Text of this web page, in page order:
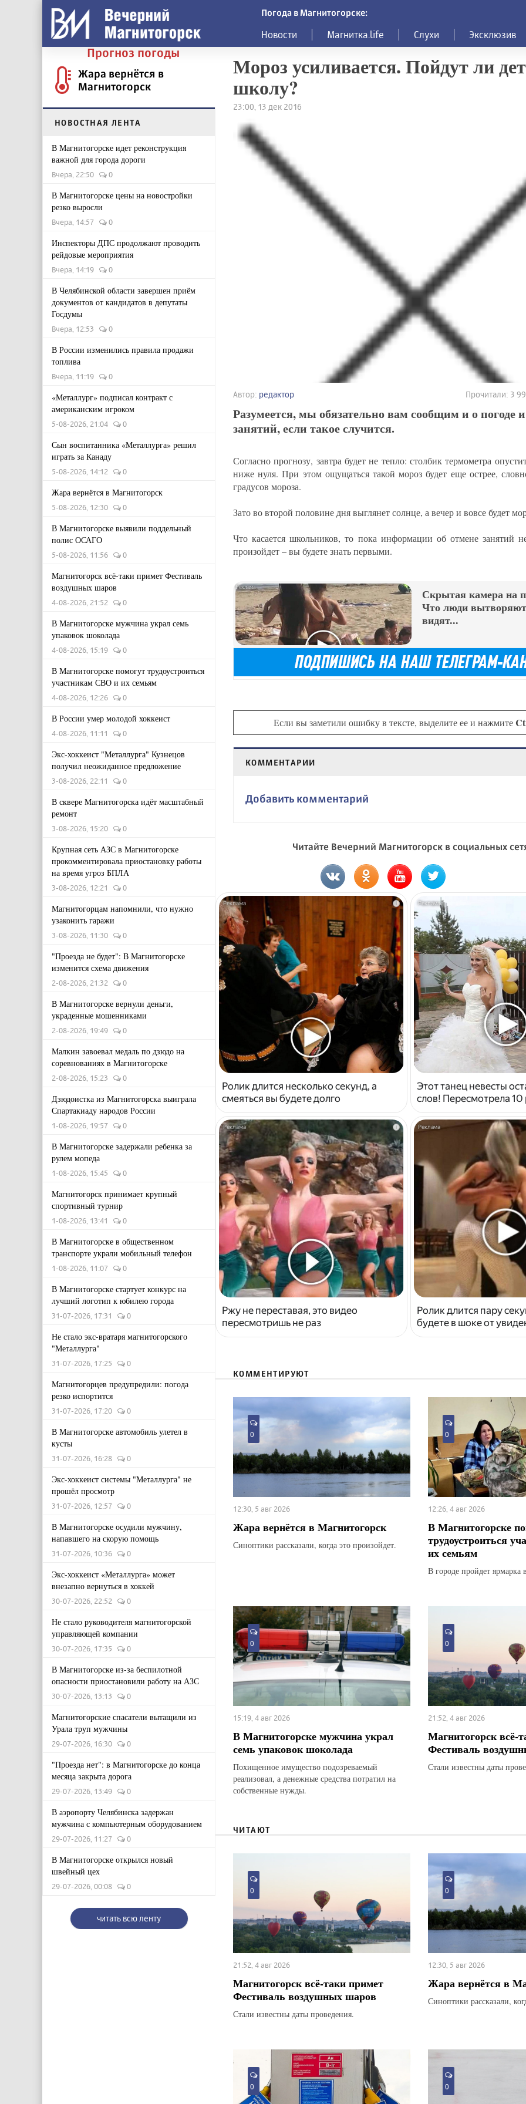
Погода в Магнитогорске:
Новости Магнитка.life Слухи Эксклюзив
Прогноз погоды
Жара вернётся в
Магнитогорск
НОВОСТНАЯ ЛЕНТА
В Магнитогорске идет реконструкция
важной для города дороги
Вчера, 22:50 0
В Магнитогорске цены на новостройки
резко выросли
Вчера, 14:57 0
Инспекторы ДПС продолжают проводить
рейдовые мероприятия
Вчера, 14:19 0
В Челябинской области завершен приём
документов от кандидатов в депутаты
Госдумы
Вчера, 12:53 0
В России изменились правила продажи
топлива
Вчера, 11:19 0
«Металлург» подписал контракт с
американским игроком
5-08-2026, 21:04 0
Сын воспитанника «Металлурга» решил
играть за Канаду
5-08-2026, 14:12 0
Жара вернётся в Магнитогорск
5-08-2026, 12:30 0
В Магнитогорске выявили поддельный
полис ОСАГО
5-08-2026, 11:56 0
Магнитогорск всё-таки примет Фестиваль
воздушных шаров
4-08-2026, 21:52 0
В Магнитогорске мужчина украл семь
упаковок шоколада
4-08-2026, 15:19 0
В Магнитогорске помогут трудоустроиться
участникам СВО и их семьям
4-08-2026, 12:26 0
В России умер молодой хоккеист
4-08-2026, 11:11 0
Экс-хоккеист "Металлурга" Кузнецов
получил неожиданное предложение
3-08-2026, 22:11 0
В сквере Магнитогорска идёт масштабный
ремонт
3-08-2026, 15:20 0
Крупная сеть АЗС в Магнитогорске
прокомментировала приостановку работы
на время угроз БПЛА
3-08-2026, 12:21 0
Магнитогорцам напомнили, что нужно
узаконить гаражи
3-08-2026, 11:30 0
"Проезда не будет": В Магнитогорске
изменится схема движения
2-08-2026, 21:32 0
В Магнитогорске вернули деньги,
украденные мошенниками
2-08-2026, 19:49 0
Малкин завоевал медаль по дзюдо на
соревнованиях в Магнитогорске
2-08-2026, 15:23 0
Дзюдоистка из Магнитогорска выиграла
Спартакиаду народов России
1-08-2026, 19:57 0
В Магнитогорске задержали ребенка за
рулем мопеда
1-08-2026, 15:45 0
Магнитогорск принимает крупный
спортивный турнир
1-08-2026, 13:41 0
В Магнитогорске в общественном
транспорте украли мобильный телефон
1-08-2026, 11:07 0
В Магнитогорске стартует конкурс на
лучший логотип к юбилею города
31-07-2026, 17:31 0
Не стало экс-вратаря магнитогорского
"Металлурга"
31-07-2026, 17:25 0
Магнитогорцев предупредили: погода
резко испортится
31-07-2026, 17:20 0
В Магнитогорске автомобиль улетел в
кусты
31-07-2026, 16:28 0
Экс-хоккеист системы "Металлурга" не
прошёл просмотр
31-07-2026, 12:57 0
В Магнитогорске осудили мужчину,
напавшего на скорую помощь
31-07-2026, 10:36 0
Экс-хоккеист «Металлурга» может
внезапно вернуться в хоккей
30-07-2026, 22:52 0
Не стало руководителя магнитогорской
управляющей компании
30-07-2026, 17:35 0
В Магнитогорске из-за беспилотной
опасности приостановили работу на АЗС
30-07-2026, 13:13 0
Магнитогорские спасатели вытащили из
Урала труп мужчины
29-07-2026, 16:30 0
"Проезда нет": в Магнитогорске до конца
месяца закрыта дорога
29-07-2026, 13:49 0
В аэропорту Челябинска задержан
мужчина с компьютерным оборудованием
29-07-2026, 11:27 0
В Магнитогорске открылся новый
швейный цех
29-07-2026, 00:08 0
читать всю ленту
Мороз усиливается. Пойдут ли
школу?
23:00, 13 дек 2016
Автор: редактор Прочитали: 3
Разумеется, мы обязательно вам сообщим и о погоде
занятий, если такое случится.
Согласно прогнозу, завтра будет не тепло: столбик термометра
ниже нуля. При этом ощущаться такой мороз будет еще острее,
градусов мороза.
Зато во второй половине дня выглянет солнце, а вечер и вовсе будет
Что касается школьников, то пока информации об отмене занятий
произойдет – вы будете знать первыми.
Скрытая камера на
Что люди
видят...
Если вы заметили ошибку в тексте, выделите ее и нажмите
КОММЕНТАРИИ
Добавить комментарий
Читайте Вечерний Магнитогорск в социальных
i
Ролик длится несколько секунд, а
смеяться вы будете долго
Этот танец невесты
слов! Пересмотрела 10
i
Ржу не переставая, это видео
пересмотришь не раз
Ролик длится пару
будете в шоке от
КОММЕНТИРУЮТ
0
12:30, 5 авг 2026
Жара вернётся в Магнитогорск
Синоптики рассказали, когда это произойдет.
0
12:26, 4 авг 2026
В Магнитогорске
трудоустроиться
их семьям
В городе пройдет ярмарка
0
15:19, 4 авг 2026
В Магнитогорске мужчина украл
семь упаковок шоколада
Похищенное имущество подозреваемый
реализовал, а денежные средства потратил на
собственные нужды.
0
21:52, 4 авг 2026
Магнитогорск всё-
Фестиваль
Стали известны даты
ЧИТАЮТ
0
21:52, 4 авг 2026
Магнитогорск всё-таки примет
Фестиваль воздушных шаров
Стали известны даты проведения.
0
12:30, 5 авг 2026
Жара вернётся в
Синоптики рассказали,
0 0